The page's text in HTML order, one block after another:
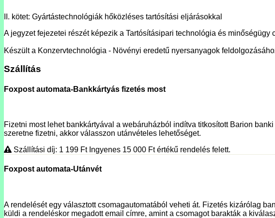
II. kötet: Gyártástechnológiák hőközléses tartósítási eljárásokkal
A jegyzet fejezetei részét képezik a Tartósításipari technológia és
Készült a Konzervtechnológia - Növényi eredetű nyersanyagok
Szállítás
Foxpost automata-Bankkártyás fizetés most
Fizetni most lehet bankkártyával a webáruházból indítva titkosított Barion
szeretne fizetni, akkor válasszon utánvételes lehetőséget.
Szállítási díj: 1 199 Ft Ingyenes 15 000 Ftértékű rendelés felett.
Foxpost automata-Utánvét
A rendelését egy választott csomagautomatából veheti át. Fizetés kizárólag
küldi a rendeléskor megadott email címre, amint a csomagot barakták a